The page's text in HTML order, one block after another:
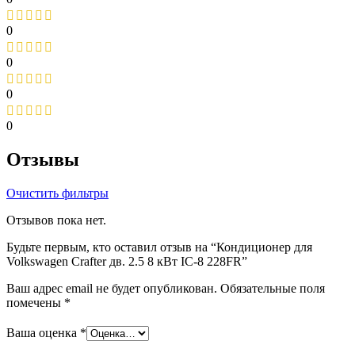
0
0
0
0
Отзывы
Очистить фильтры
Отзывов пока нет.
Будьте первым, кто оставил отзыв на “Кондиционер для
Volkswagen Crafter дв. 2.5 8 кВт IC-8 228FR”
Ваш адрес email не будет опубликован. Обязательные поля
помечены *
Ваша оценка *